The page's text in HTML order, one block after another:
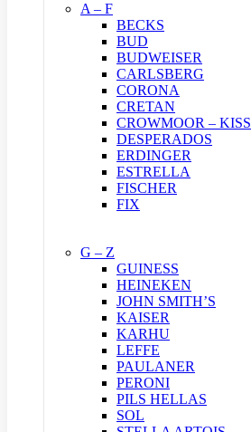
A – F
BECKS
BUD
BUDWEISER
CARLSBERG
CORONA
CRETAN
CROWMOOR – KISS
DESPERADOS
ERDINGER
ESTRELLA
FISCHER
FIX
G – Z
GUINESS
HEINEKEN
JOHN SMITH’S
KAISER
KARHU
LEFFE
PAULANER
PERONI
PILS HELLAS
SOL